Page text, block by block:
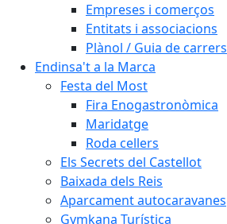
Empreses i comerços
Entitats i associacions
Plànol / Guia de carrers
Endinsa't a la Marca
Festa del Most
Fira Enogastronòmica
Maridatge
Roda cellers
Els Secrets del Castellot
Baixada dels Reis
Aparcament autocaravanes
Gymkana Turística